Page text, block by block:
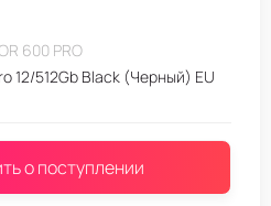
600 PRO
12/512Gb Black (Черный) EU
о поступлении